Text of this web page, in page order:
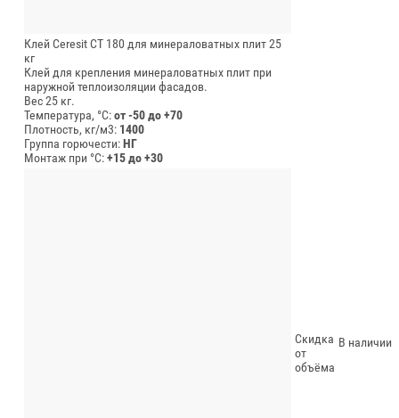
Клей Ceresit CT 180 для минераловатных плит 25
кг
Клей для крепления минераловатных плит при
наружной теплоизоляции фасадов.
Вес 25 кг.
Температура, °C:от -50 до +70
Плотность, кг/м3: 1400
Группа горючести:НГ
Монтаж при °C:+15 до +30
Скидка
от
объёма
В наличии